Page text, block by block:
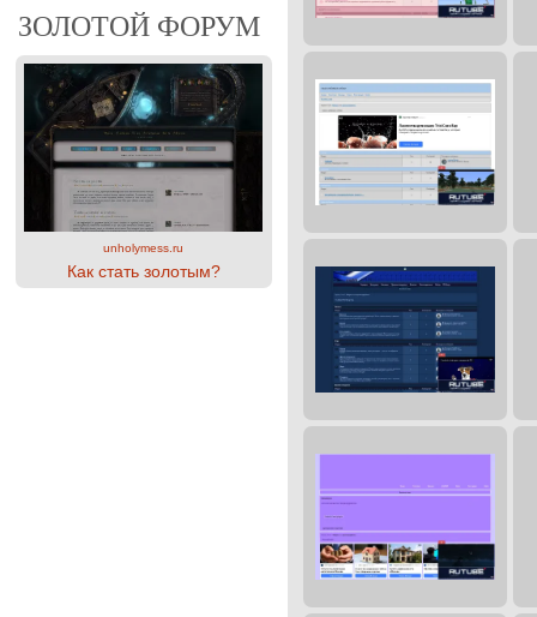
ЗОЛОТОЙ ФОРУМ
unholymess.ru
Как стать золотым?